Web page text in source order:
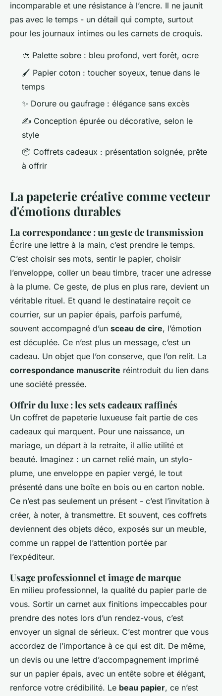
incomparable et une résistance à l’encre. Il ne jaunit
pas avec le temps - un détail qui compte, surtout
pour les journaux intimes ou les carnets de croquis.
🎨 Palette sobre : bleu profond, vert forêt, ocre
🖌️ Papier coton : toucher soyeux, tenue dans le
temps
✨ Dorure ou gaufrage : élégance sans excès
✍️ Conception épurée ou décorative, selon le
style
📦 Coffrets cadeaux : présentation soignée, prête
à offrir
La papeterie créative comme vecteur
d'émotions durables
La correspondance : un geste de transmission
Écrire une lettre à la main, c’est prendre le temps.
C’est choisir ses mots, sentir le papier, choisir
l’enveloppe, coller un beau timbre, tracer une adresse
à la plume. Ce geste, de plus en plus rare, devient un
véritable rituel. Et quand le destinataire reçoit ce
courrier, sur un papier épais, parfois parfumé,
souvent accompagné d’un sceau de cire, l’émotion
est décuplée. Ce n’est plus un message, c’est un
cadeau. Un objet que l’on conserve, que l’on relit. La
correspondance manuscrite réintroduit du lien dans
une société pressée.
Offrir du luxe : les sets cadeaux raffinés
Un coffret de papeterie luxueuse fait partie de ces
cadeaux qui marquent. Pour une naissance, un
mariage, un départ à la retraite, il allie utilité et
beauté. Imaginez : un carnet relié main, un stylo-
plume, une enveloppe en papier vergé, le tout
présenté dans une boîte en bois ou en carton noble.
Ce n’est pas seulement un présent - c’est l’invitation à
créer, à noter, à transmettre. Et souvent, ces coffrets
deviennent des objets déco, exposés sur un meuble,
comme un rappel de l’attention portée par
l’expéditeur.
Usage professionnel et image de marque
En milieu professionnel, la qualité du papier parle de
vous. Sortir un carnet aux finitions impeccables pour
prendre des notes lors d’un rendez-vous, c’est
envoyer un signal de sérieux. C’est montrer que vous
accordez de l’importance à ce qui est dit. De même,
un devis ou une lettre d’accompagnement imprimé
sur un papier épais, avec un entête sobre et élégant,
renforce votre crédibilité. Le beau papier, ce n’est